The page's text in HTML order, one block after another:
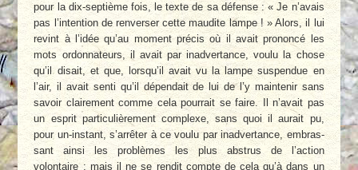
pour la dix-sep­tième fois, le texte de sa défense : « Je n’avais
pas l’intention de renverser cette maudite lampe ! » Alors, il lui
revint à l’idée qu’au mo­ment précis où il avait prononcé les
mots or­donnateurs, il avait par inadvertance, voulu la chose
qu’il disait, et que, lorsqu’il avait vu la lampe suspendue en
l’air, il avait senti qu’il dépendait de lui de l’y maintenir sans
savoir clairement comme cela pourrait se faire. Il n’avait pas
un esprit particulièrement com­plexe, sans quoi il aurait pu,
pour un-instant, s’arrêter à ce voulu par inadvertance, embras­
sant ainsi les problèmes les plus abstrus de l’action
volontaire ; mais il ne se rendit compte de cela qu’à dans un